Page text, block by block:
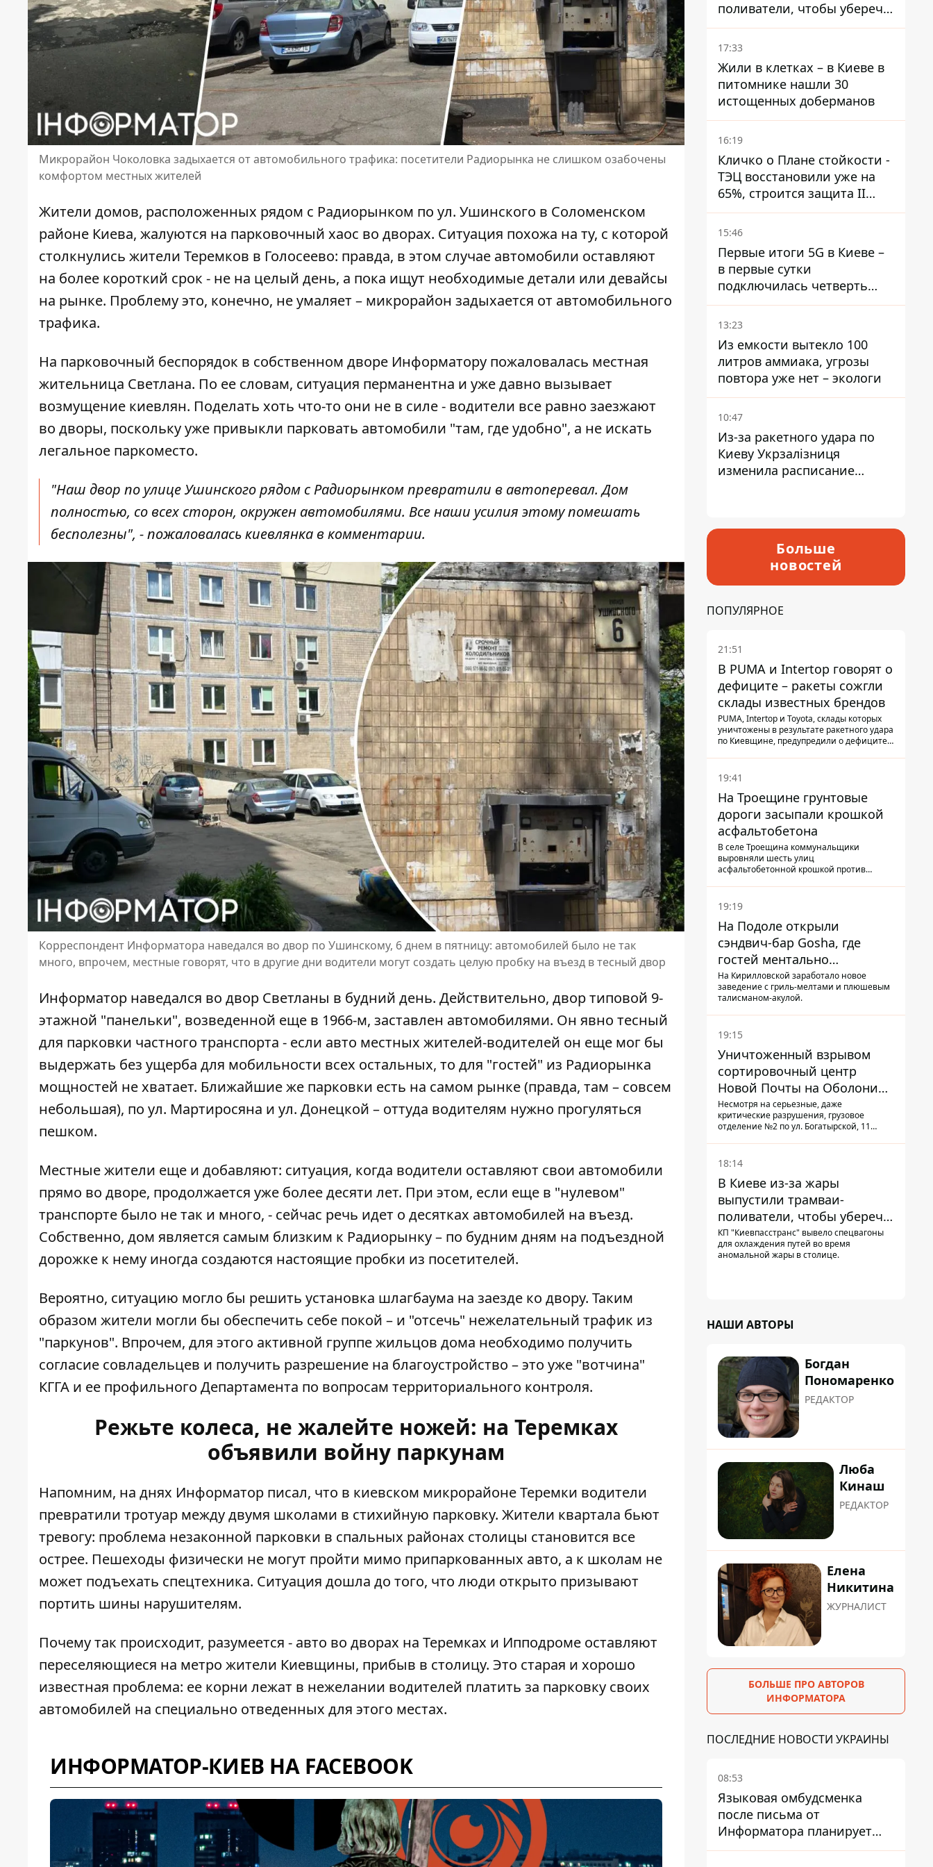
Микрорайон Чоколовка задыхается от автомобильного трафика: посетители Радиорынка не слишком озабочены
комфортом местных жителей
Жители домов, расположенных рядом с Радиорынком по ул. Ушинского в Соломенском
районе Киева, жалуются на парковочный хаос во дворах. Ситуация похожа на ту, с которой
столкнулись жители Теремков в Голосеево: правда, в этом случае автомобили оставляют
на более короткий срок - не на целый день, а пока ищут необходимые детали или девайсы
на рынке. Проблему это, конечно, не умаляет – микрорайон задыхается от автомобильного
трафика.
На парковочный беспорядок в собственном дворе Информатору пожаловалась местная
жительница Светлана. По ее словам, ситуация перманентна и уже давно вызывает
возмущение киевлян. Поделать хоть что-то они не в силе - водители все равно заезжают
во дворы, поскольку уже привыкли парковать автомобили "там, где удобно", а не искать
легальное паркоместо.
"Наш двор по улице Ушинского рядом с Радиорынком превратили в автоперевал. Дом
полностью, со всех сторон, окружен автомобилями. Все наши усилия этому помешать
бесполезны", - пожаловалась киевлянка в комментарии.
Корреспондент Информатора наведался во двор по Ушинскому, 6 днем ​​в пятницу: автомобилей было не так
много, впрочем, местные говорят, что в другие дни водители могут создать целую пробку на въезд в тесный двор
Информатор наведался во двор Светланы в будний день. Действительно, двор типовой 9-
этажной "панельки", возведенной еще в 1966-м, заставлен автомобилями. Он явно тесный
для парковки частного транспорта - если авто местных жителей-водителей он еще мог бы
выдержать без ущерба для мобильности всех остальных, то для "гостей" из Радиорынка
мощностей не хватает. Ближайшие же парковки есть на самом рынке (правда, там – совсем
небольшая), по ул. Мартиросяна и ул. Донецкой – оттуда водителям нужно прогуляться
пешком.
Местные жители еще и добавляют: ситуация, когда водители оставляют свои автомобили
прямо во дворе, продолжается уже более десяти лет. При этом, если еще в "нулевом"
транспорте было не так и много, - сейчас речь идет о десятках автомобилей на въезд.
Собственно, дом является самым близким к Радиорынку – по будним дням на подъездной
дорожке к нему иногда создаются настоящие пробки из посетителей.
Вероятно, ситуацию могло бы решить установка шлагбаума на заезде ко двору. Таким
образом жители могли бы обеспечить себе покой – и "отсечь" нежелательный трафик из
"паркунов". Впрочем, для этого активной группе жильцов дома необходимо получить
согласие совладельцев и получить разрешение на благоустройство – это уже "вотчина"
КГГА и ее профильного Департамента по вопросам территориального контроля.
Режьте колеса, не жалейте ножей: на Теремках
объявили войну паркунам
Напомним, на днях Информатор писал, что в киевском микрорайоне Теремки водители
превратили тротуар между двумя школами в стихийную парковку. Жители квартала бьют
тревогу: проблема незаконной парковки в спальных районах столицы становится все
острее. Пешеходы физически не могут пройти мимо припаркованных авто, а к школам не
может подъехать спецтехника. Ситуация дошла до того, что люди открыто призывают
портить шины нарушителям.
Почему так происходит, разумеется - авто во дворах на Теремках и Ипподроме оставляют
переселяющиеся на метро жители Киевщины, прибыв в столицу. Это старая и хорошо
известная проблема: ее корни лежат в нежелании водителей платить за парковку своих
автомобилей на специально отведенных для этого местах.
ИНФОРМАТОР-КИЕВ НА FACEBOOK
поливатели, чтобы уберечь
рельсы от деформации
17:33
Жили в клетках – в Киеве в
питомнике нашли 30
истощенных доберманов
16:19
Кличко о Плане стойкости -
ТЭЦ восстановили уже на
65%, строится защита II
уровня
15:46
Первые итоги 5G в Киеве –
в первые сутки
подключилась четверть
миллиона абонентов
13:23
Из емкости вытекло 100
литров аммиака, угрозы
повтора уже нет – экологи
10:47
Из-за ракетного удара по
Киеву Укрзалізниця
изменила расписание
Больше
новостей
ПОПУЛЯРНОЕ
21:51
В PUMA и Intertop говорят о
дефиците – ракеты сожгли
склады известных брендов
PUMA, Intertop и Toyota, склады которых
уничтожены в результате ракетного удара
по Киевщине, предупредили о дефиците
19:41
На Троещине грунтовые
дороги засыпали крошкой
асфальтобетона
В селе Троещина коммунальщики
выровняли шесть улиц
асфальтобетонной крошкой против
19:19
На Подоле открыли
сэндвич-бар Gosha, где
гостей ментально
разгружает акула
На Кирилловской заработало новое
заведение с гриль-мелтами и плюшевым
талисманом-акулой.
19:15
Уничтоженный взрывом
сортировочный центр
Новой Почты на Оболони
заработал – выдают
посылки
Несмотря на серьезные, даже
критические разрушения, грузовое
отделение №2 по ул. Богатырской, 11
выдают их адресатам
18:14
В Киеве из-за жары
выпустили трамваи-
поливатели, чтобы уберечь
рельсы от деформации
КП "Киевпасстранс" вывело спецвагоны
для охлаждения путей во время
аномальной жары в столице.
НАШИ АВТОРЫ
Богдан
Пономаренко
РЕДАКТОР
Люба
Кинаш
РЕДАКТОР
Елена
Никитина
ЖУРНАЛИСТ
БОЛЬШЕ ПРО АВТОРОВ
ИНФОРМАТОРА
ПОСЛЕДНИЕ НОВОСТИ УКРАИНЫ
08:53
Языковая омбудсменка
после письма от
Информатора планирует
наказать компанию-